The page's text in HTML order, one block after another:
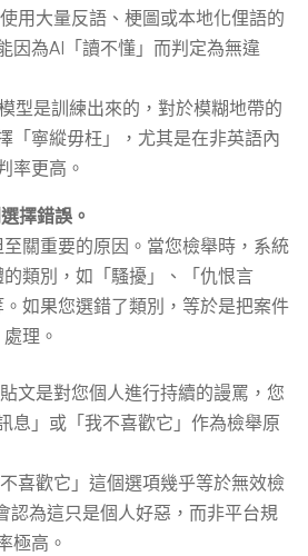
用大量反語、梗圖或本地化俚語的
因為AI「讀不懂」而判定為無違
型是訓練出來的，對於模糊地帶的
「寧縱毋枉」，尤其是在非英語內
率更高。
擇錯誤。
關重要的原因。當您檢舉時，系統
類別，如「騷擾」、「仇恨言
如果您選錯了類別，等於是把案件
理。
文是對您個人進行持續的謾罵，您
息」或「我不喜歡它」作為檢舉原
不喜歡它」這個選項幾乎等於無效檢
認為這只是個人好惡，而非平台規
極高。